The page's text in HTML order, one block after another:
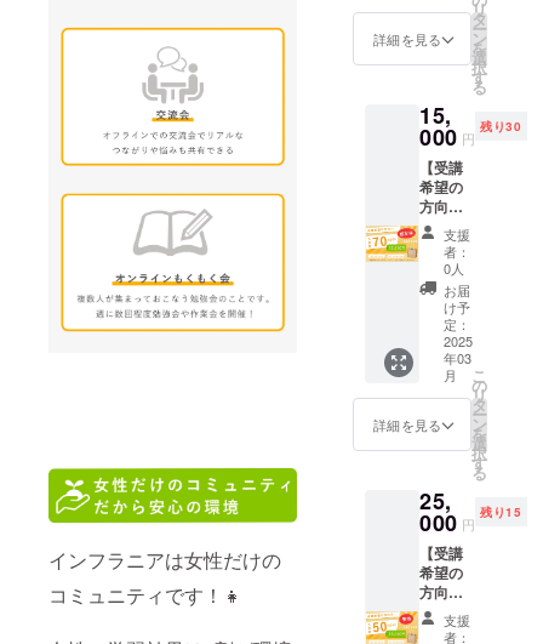
インフラニアは女性だけの
コミュニティです！👧
項 講義
内容は
記録・
録画の
なる場
合があ
ります
（内部
改善の
た
め）。
フィー
ドバッ
クは匿
名性を
保った
形で使
用しま
す。 定
員に達
し次
第、募
集を締
ます。
受講環
境（パ
ソコ
ン・イ
ンター
ネット
回線）
随時簡
単なア
ンケー
トにご
ださい
■モニ
ター特
典 希望
者に就
業サ
ポート
を提供
（完全
保証で
はござ
いませ
ん） 修
了後に
参加証
明書を
発行 ■
注意事
項 講義
記録・
録画の
対象と
なる場
合があ
ります
（内部
改善の
応募
モニ
ター期
容 期
間：
2024年
8月1日
～2025
年3月31
日（予
定） 内
容：A～
Dのいず
れかの
コース
を選択
し受講
簡単な
アン
ケート
に随時
ご協力
い ■モ
ニター
特典 希
望者に
就業サ
ポート
を提供
（就業
指しま
す。 ■
象者 IT
未経験
者大歓
迎 20代
女性が
主な対
象（年
齢制限
なし、
就業希
望のな
い方も
応募
可） ■
モニ
間と内
容 期
2024年
10月1日
～2025
年6月30
日（予
定） 内
容：A～
Dのいず
ルは
PVC
PSE試
験合格
品 【ス
テッ
カー】
サイ
ズ：
W50×H
50mm
素材：
アート
紙、ク
ラフト
セパ ※
オリジ
グッズ
を送付
名前・
お届け
先住
所・電
話番号
を入力
して下
大） 付
属：充
(USBタ
イプ
C/USB
タイプ
A) 本体
ポー
ト：
input/U
SBタイ
プC、
output/
USBタ
イプA
素材：
本体は
ケーブ
ルは
格：2.0
PSE試
験合格
品 【ス
テッ
カー】
サイ
掲載さ
せてい
【モバ
イル充
電器】
容量：
3.7V/50
00mAh
（18.5
Wh）1
～2回充
電可能
入力：
5V/2A
（最
大） 出
力：
（最
大） 付
コード
(USBタ
イプ
C/USB
タイプ
A) 本体
ポー
きま
す。
ご指定
いただ
いた内
容で店
舗HPに
「協
賛」と
してお
名前を
掲載さ
せてい
ただき
ます。
【モバ
イル充
容量：
3.7V/50
Wh）1
～2回充
電可能
入力：
5V/2A
（最
大） 出
限り掲
載 ・掲
ナー掲
載
①
お礼の
ご連絡
をさせ
ていた
だき、
掲載内
容（文
字）に
ついて
ご相談
させて
きま
す。
ご指定
いただ
いた内
容で店
舗HPに
「協
賛」と
5V/2A
（最
コード
(USBタ
イプ
C/USB
タイプ
A) 本体
ポー
ト：
input/U
SBタイ
プC、
output/
USBタ
イプA
素材：
本体は
ABS、
USB規
格：2.0
PSE試
験合格
品 【ス
テッ
カー】
サイ
お送り
させて
いただ
きま
詳細を見る
リ
タ
ー
ン
を
選
択
す
る
15,
000 円
残り30
【受講
希望の
方向
け】超
早得
コー
ス：限
定30名
様 - ス
クール
入会金
70%OF
F + カウ
ンセリ
ング+オ
リジナ
ズ ※受
講料に
ついて
はプロ
ジェク
トペー
ジの
コース
支援
者：
0人
お届
け予
定：
2025
年03
月
詳細を見る
こ
の
リ
タ
ー
ン
を
選
択
す
る
25,
000 円
残り15
【受講
希望の
方向
け】早
得コー
支援
者：